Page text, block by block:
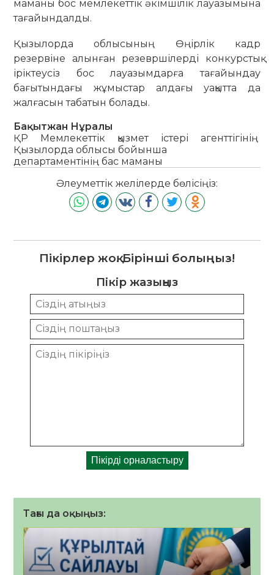
маманы бос мемлекеттік әкімшілік лауазымына
тағайындалды.
Қызылорда облысының Өңірлік кадр
резервіне алынған резевршілерді конкурстық
іріктеусіз бос лауазымдарға тағайындау
бағытындағы жұмыстар алдағы уақытта да
жалғасын табатын болады.
Бақытжан Нұралы
ҚР Мемлекеттік қызмет істері агенттігінің
Қызылорда облысы бойынша
департаментінің бас маманы
Әлеуметтік желілерде бөлісіңіз:
Пікірлер жоқ. Бірінші болыңыз!
Пікір жазыңыз
Тағы да оқыңыз: